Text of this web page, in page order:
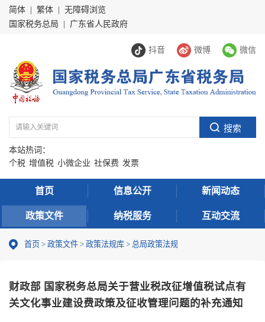
简体 繁体
无障碍浏览
国家税务总局
广东省人民政府
抖音 微博 微信
本站热词：
个税 增值税 小微企业 社保费 发票
首页 信息公开 新闻动态
政策文件 纳税服务 互动交流
首页 > 政策文件 > 政策法规库 > 总局政策法规
财政部 国家税务总局关于营业税改征增值税试点有
关文化事业建设费政策及征收管理问题的补充通知